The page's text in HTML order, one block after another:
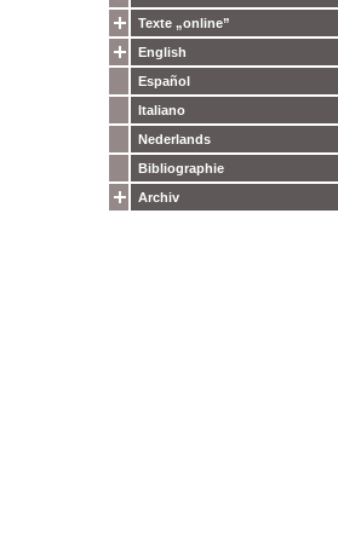
Texte „online”
English
Español
Italiano
Nederlands
Bibliographie
Archiv